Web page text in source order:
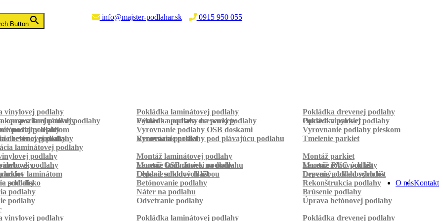
info@majster-podlahar.sk
0915 950 055
Button
vinylovej podlahy Pokládka laminátovej podlahy
Pokládka drevenej podlahy
kompozitnej podlahy Pokládka podlahy na parkety Pokládka parkiet
oprava laminátovej podlahy Výmena a oprava drevenej podlahy
Oprava vinylovej podlahy
podlahy
podlahy lepidlom Vyrovnanie podlahy OSB doskami
Vyrovnanie podlahy pieskom
betónovej podlahy Vyrovnanie podlahy pod plávajúcu podlahu
drevenej podlahy Renovácia parkiet
Tmelenie parkiet
laminátovej podlahy
podlahy Montáž laminátovej podlahy
Montáž parkiet
Montáž OSB dosiek na podlahu
Montáž rohových líšt
podlahy Lepenie laminátovej podlahy
Lepenie PVC podlahy
Lepenie soklových líšt Lepenie podlahových líšt
laminátom Obklad schodov dlažbou
Drevený obklad schodov
schodisko
podlahy Betónovanie podlahy
Rekonštrukcia podlahy
podlahy Náter na podlahu
Brúsenie podlahy
podlahy Odvetranie podlahy
Úprava betónovej podlahy
Kontakt
O nás
vinylovej podlahy Pokládka laminátovej podlahy
Pokládka drevenej podlahy